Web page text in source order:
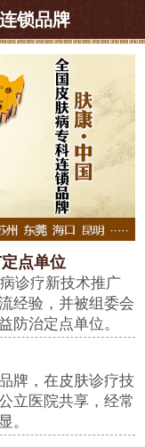
锁品牌
点单位
诊疗新技术推广
经验，并被组委会
防治定点单位。
牌，在皮肤诊疗技
立医院共享，经常
。